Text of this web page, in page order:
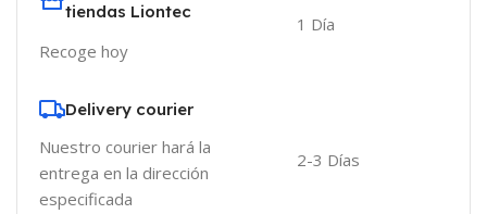
tiendas Liontec
Recoge hoy
1 Día
Delivery courier
Nuestro courier hará la
entrega en la dirección
especificada
2-3 Días